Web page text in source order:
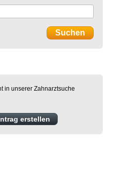
in unserer Zahnarztsuche
erstellen